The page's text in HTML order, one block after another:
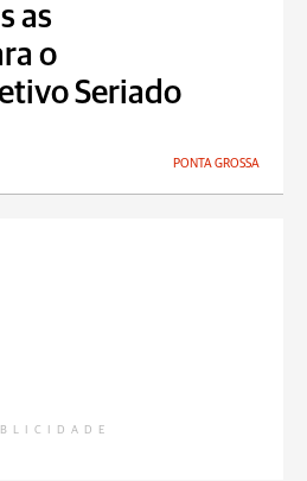
as
o
Seriado
PONTA GROSSA